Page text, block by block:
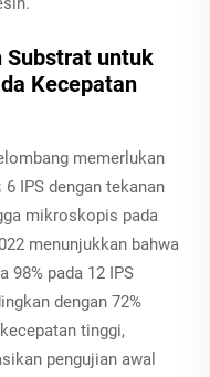
Substrat untuk
Kecepatan
memerlukan
IPS dengan tekanan
mikroskopis pada
menunjukkan bahwa
pada 12 IPS
dengan 72%
tinggi,
pengujian awal